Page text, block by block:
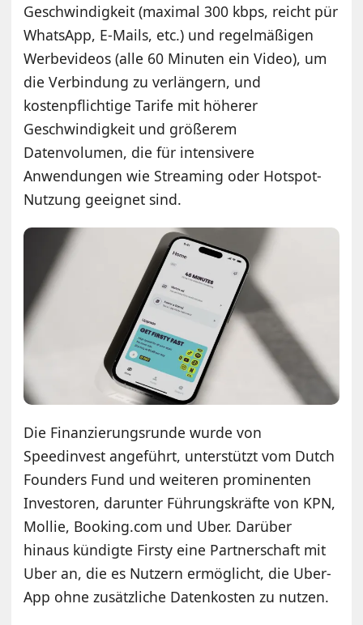
Geschwindigkeit (maximal 300 kbps, reicht pür
WhatsApp, E-Mails, etc.) und regelmäßigen
Werbevideos (alle 60 Minuten ein Video), um
die Verbindung zu verlängern, und
kostenpflichtige Tarife mit höherer
Geschwindigkeit und größerem
Datenvolumen, die für intensivere
Anwendungen wie Streaming oder Hotspot-
Nutzung geeignet sind.
Die Finanzierungsrunde wurde von
Speedinvest angeführt, unterstützt vom Dutch
Founders Fund und weiteren prominenten
Investoren, darunter Führungskräfte von KPN,
Mollie, Booking.com und Uber. Darüber
hinaus kündigte Firsty eine Partnerschaft mit
Uber an, die es Nutzern ermöglicht, die Uber-
App ohne zusätzliche Datenkosten zu nutzen.